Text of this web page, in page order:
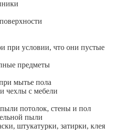
условии, что они пустые
предметы
мытье пола
чехлы с мебели
потолок, стены и пол
пыли
штукатурки, затирки, клея